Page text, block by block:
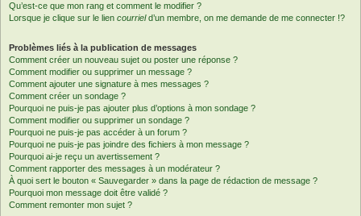
Qu’est-ce que mon rang et comment le modifier ?
Lorsque je clique sur le lien courrield’un membre, on me demande de me connecter !?
Problèmes liés à la publication de messages
Comment créer un nouveau sujet ou poster une réponse ?
Comment modifier ou supprimer un message ?
Comment ajouter une signature à mes messages ?
Comment créer un sondage ?
Pourquoi ne puis-je pas ajouter plus d’options à mon sondage ?
Comment modifier ou supprimer un sondage ?
Pourquoi ne puis-je pas accéder à un forum ?
Pourquoi ne puis-je pas joindre des fichiers à mon message ?
Pourquoi ai-je reçu un avertissement ?
Comment rapporter des messages à un modérateur ?
À quoi sert le bouton « Sauvegarder » dans la page de rédaction de message ?
Pourquoi mon message doit être validé ?
Comment remonter mon sujet ?